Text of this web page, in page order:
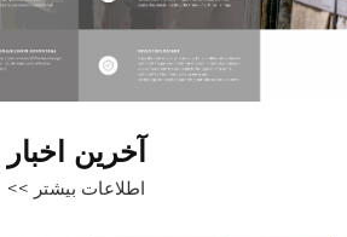
آخرین اخبار
اطلاعات بیشتر >>